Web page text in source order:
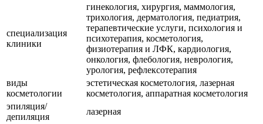
специализация
клиники
гинекология, хирургия, маммология,
трихология, дерматология, педиатрия,
терапевтические услуги, психология и
психотерапия, косметология,
физиотерапия и ЛФК, кардиология,
онкология, флебология, неврология,
урология, рефлексотерапия
виды
косметологии
эстетическая косметология, лазерная
косметология, аппаратная косметология
эпиляция/
депиляция
лазерная